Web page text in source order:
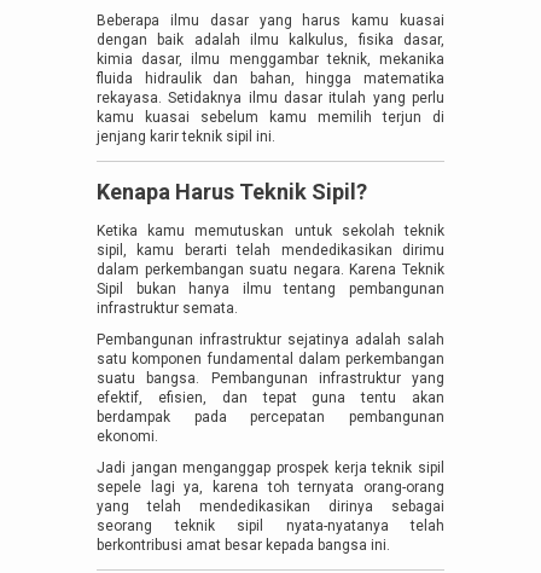
Beberapa ilmu dasar yang harus kamu kuasai
dengan baik adalah ilmu kalkulus, fisika dasar,
kimia dasar, ilmu menggambar teknik, mekanika
fluida hidraulik dan bahan, hingga matematika
rekayasa. Setidaknya ilmu dasar itulah yang perlu
kamu kuasai sebelum kamu memilih terjun di
jenjang karir teknik sipil ini.
Kenapa Harus Teknik Sipil?
Ketika kamu memutuskan untuk sekolah teknik
sipil, kamu berarti telah mendedikasikan dirimu
dalam perkembangan suatu negara. Karena Teknik
Sipil bukan hanya ilmu tentang pembangunan
infrastruktur semata.
Pembangunan infrastruktur sejatinya adalah salah
satu komponen fundamental dalam perkembangan
suatu bangsa. Pembangunan infrastruktur yang
efektif, efisien, dan tepat guna tentu akan
berdampak pada percepatan pembangunan
ekonomi.
Jadi jangan menganggap prospek kerja teknik sipil
sepele lagi ya, karena toh ternyata orang-orang
yang telah mendedikasikan dirinya sebagai
seorang teknik sipil nyata-nyatanya telah
berkontribusi amat besar kepada bangsa ini.